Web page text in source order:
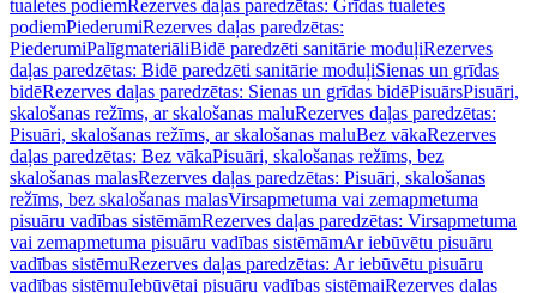
tualetes podiemRezerves daļas paredzētas: Grīdas tualetes
podiemPiederumiRezerves daļas paredzētas:
PiederumiPalīgmateriāliBidē paredzēti sanitārie moduļiRezerves
daļas paredzētas: Bidē paredzēti sanitārie moduļiSienas un grīdas
bidēRezerves daļas paredzētas: Sienas un grīdas bidēPisuārsPisuāri,
skalošanas režīms, ar skalošanas maluRezerves daļas paredzētas:
Pisuāri, skalošanas režīms, ar skalošanas maluBez vākaRezerves
daļas paredzētas: Bez vākaPisuāri, skalošanas režīms, bez
skalošanas malasRezerves daļas paredzētas: Pisuāri, skalošanas
režīms, bez skalošanas malasVirsapmetuma vai zemapmetuma
pisuāru vadības sistēmāmRezerves daļas paredzētas: Virsapmetuma
vai zemapmetuma pisuāru vadības sistēmāmAr iebūvētu pisuāru
vadības sistēmuRezerves daļas paredzētas: Ar iebūvētu pisuāru
vadības sistēmuIebūvētai pisuāru vadības sistēmaiRezerves daļas